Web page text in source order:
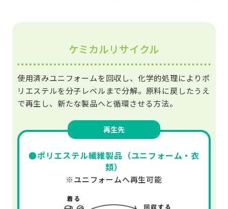
ケミカルリサイクル
使用済みユニフォームを回収し、化学的処理によりポ
リエステルを分子レベルまで分解。原料に戻したうえ
で再生し、新たな製品へと循環させる方法。
再生先
●ポリエステル繊維製品（ユニフォーム・衣
類）
※ユニフォームへ再生可能